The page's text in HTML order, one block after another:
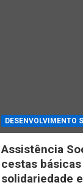
DESENVOLVIMENTO
Assistência
cestas
solidariedade